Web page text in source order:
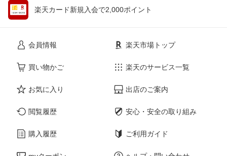
楽天カード新規入会で2,000ポイント
会員情報
買い物かご
お気に入り
閲覧履歴
購入履歴
楽天市場トップ
楽天のサービス一覧
出店のご案内
安心・安全の取り組み
ご利用ガイド